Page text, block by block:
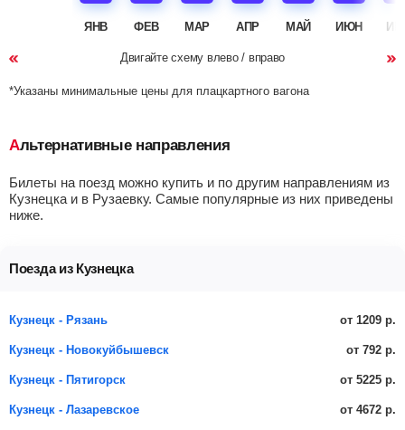
ЯНВ ФЕВ МАР АПР МАЙ ИЮН
Двигайте схему влево / вправо
*Указаны минимальные цены для плацкартного вагона
Альтернативные направления
Билеты на поезд можно купить и по другим направлениям из
Кузнецка и в Рузаевку. Самые популярные из них приведены
ниже.
Поезда из Кузнецка
Кузнецк - Рязань от 1209 р.
Кузнецк - Новокуйбышевск от 792 р.
Кузнецк - Пятигорск от 5225 р.
Кузнецк - Лазаревское от 4672 р.